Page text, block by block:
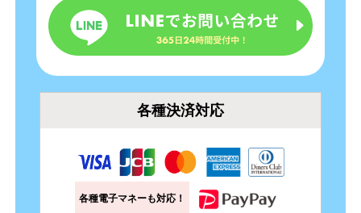
各種決済対応
各種電子マネーも対応！